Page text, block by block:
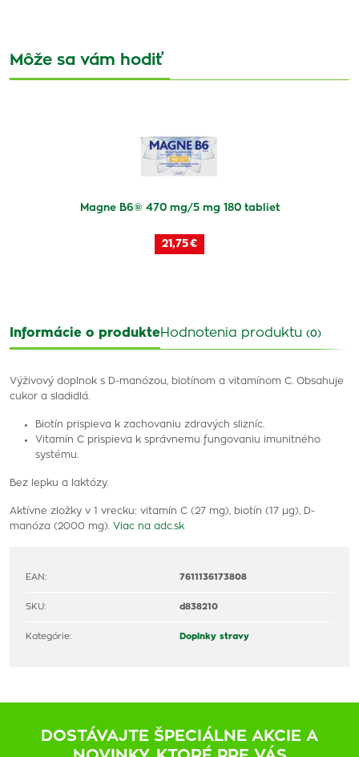
Môže sa vám hodiť
Magne B6® 470 mg/5 mg 180 tabliet
21,75 €
Informácie o produkteHodnotenia produktu (0)
Výživový doplnok s D-manózou, biotínom a vitamínom C. Obsahuje
cukor a sladidlá.
Biotín prispieva k zachovaniu zdravých slizníc.
Vitamín C prispieva k správnemu fungovaniu imunitného
systému.
Bez lepku a laktózy.
Aktívne zložky v 1 vrecku: vitamín C (27 mg), biotín (17 µg), D-
manóza (2000 mg). Viac na adc.sk
EAN: 7611136173808
SKU: d838210
Kategórie: Doplnky stravy
DOSTÁVAJTE ŠPECIÁLNE AKCIE A